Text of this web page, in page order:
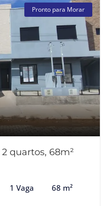
Pronto para Morar
quartos, 68m²
1 Vaga 68 m²